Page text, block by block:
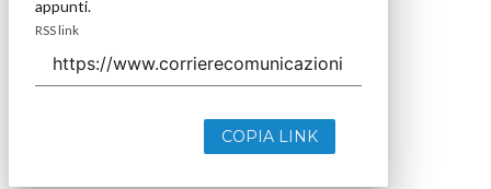
appunti.
RSS link
COPIA LINK